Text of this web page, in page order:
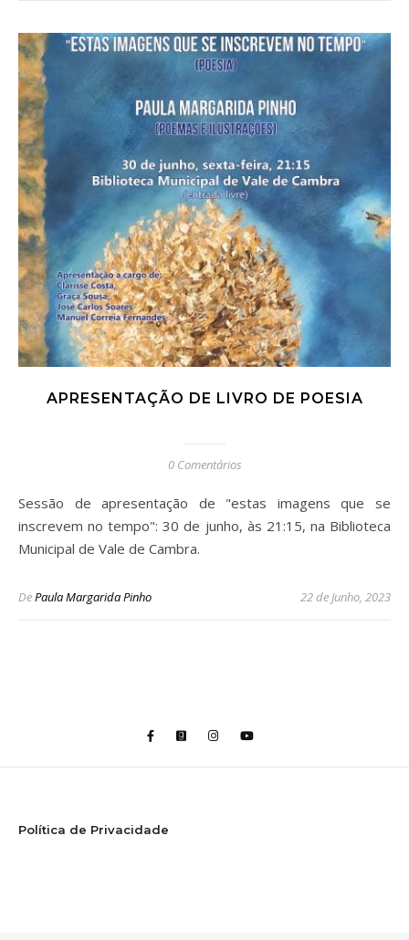
APRESENTAÇÃO DE LIVRO DE POESIA
0 Comentários
Sessão de apresentação de "estas imagens que se
inscrevem no tempo": 30 de junho, às 21:15, na Biblioteca
Municipal de Vale de Cambra.
DePaula Margarida Pinho 22 de Junho, 2023
Política de Privacidade